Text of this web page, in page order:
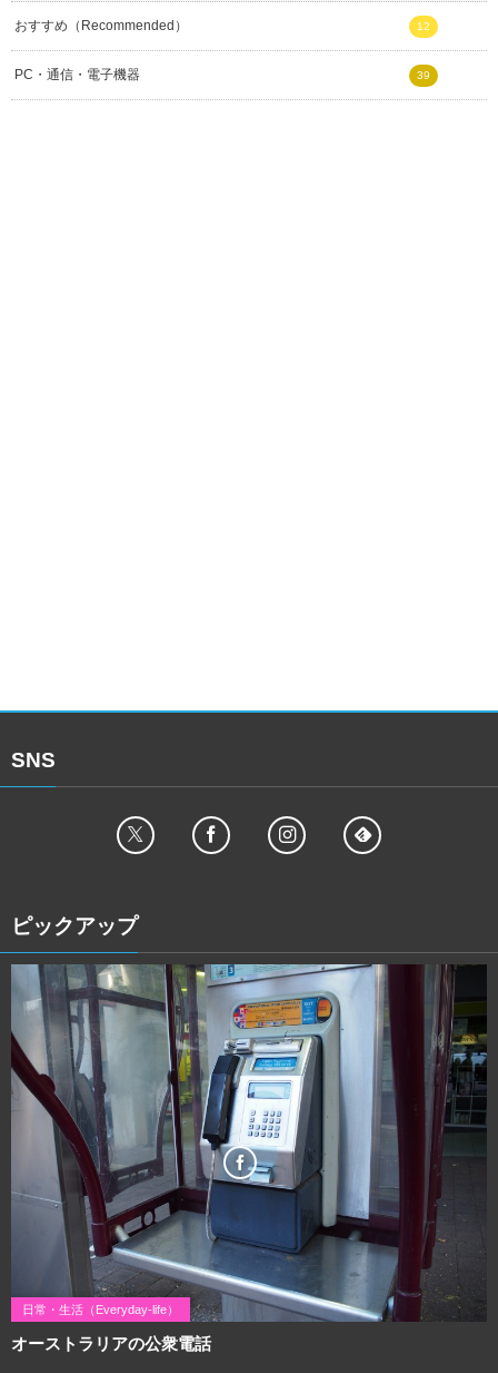
おすすめ（Recommended） 12
PC・通信・電子機器 39
SNS
ピックアップ
日常・生活（Everyday-life）
オーストラリアの公衆電話